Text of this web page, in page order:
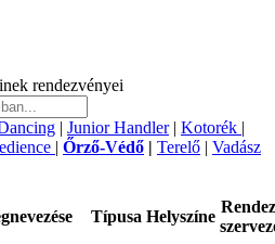
rendezvényei
| Junior Handler| Kotorék |
| Őrző-Védő | Terelő | Vadász
Típusa Helyszíne